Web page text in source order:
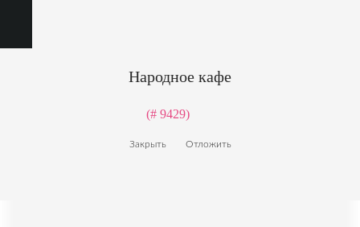
Народное кафе
(# 9429)
Закрыть Отложить